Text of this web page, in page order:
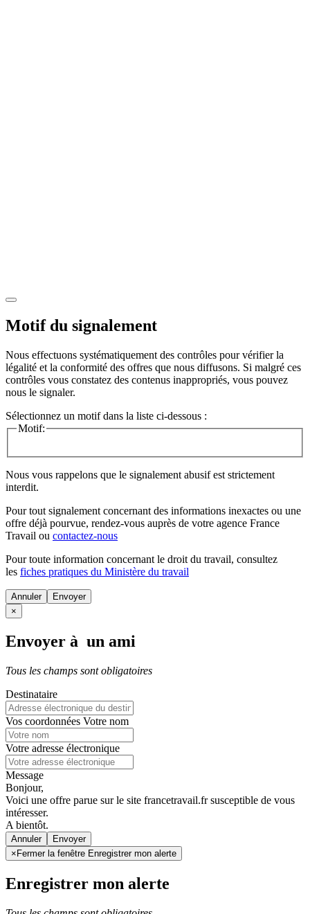
Motif du signalement
Nous effectuons systématiquement des contrôles pour vérifier la
légalité et la conformité des offres que nous diffusons. Si malgré ces
contrôles vous constatez des contenus inappropriés, vous pouvez
nous le signaler.
Sélectionnez un motif dans la liste ci-dessous :
Motif:
Nous vous rappelons que le signalement abusif est strictement
interdit.
Pour tout signalement concernant des informations inexactes ou une
offre déjà pourvue, rendez-vous auprès de votre agence France
Travail ou contactez-nous
Pour toute information concernant le droit du travail, consultez
les fiches pratiques du Ministère du travail
Annuler
×
Envoyer à un ami
Tous les champs sont obligatoires
Destinataire
Vos coordonnées Votre nom
Votre adresse électronique
Message
Bonjour,
Voici une offre parue sur le site francetravail.fr susceptible de vous
intéresser.
A bientôt.
Annuler
× Fermer la fenêtre Enregistrer mon alerte
Enregistrer mon alerte